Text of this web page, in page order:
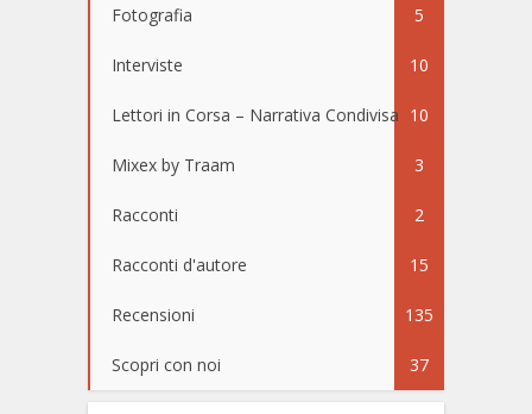
Fotografia 5
Interviste 10
Lettori in Corsa – Narrativa Condivisa 10
Mixex by Traam 3
Racconti 2
Racconti d'autore 15
Recensioni 135
Scopri con noi 37